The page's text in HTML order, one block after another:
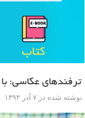
ترفندهای عکاسی:
نوشته شده در ۷ آذر ۱۳۹۳